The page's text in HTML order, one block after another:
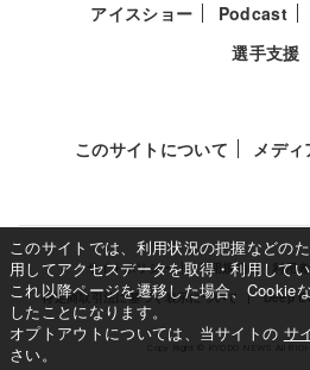
アイスショー
Podcast
選手支援
このサイトについて メディ
サイトポリシー 利用規約
利用
特定商取引法に基づく表示について
Deep
このサイトでは、利用状況の把握などの
用してアクセスデータを取得・利用してい
これ以降ページを遷移した場合、Cookie
したことになります。
オプトアウトについては、当サイトの サ
さい。